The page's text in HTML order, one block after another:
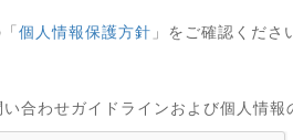
個人情報保護方針 」をご確認くださ
合わせガイドラインおよび個人情報